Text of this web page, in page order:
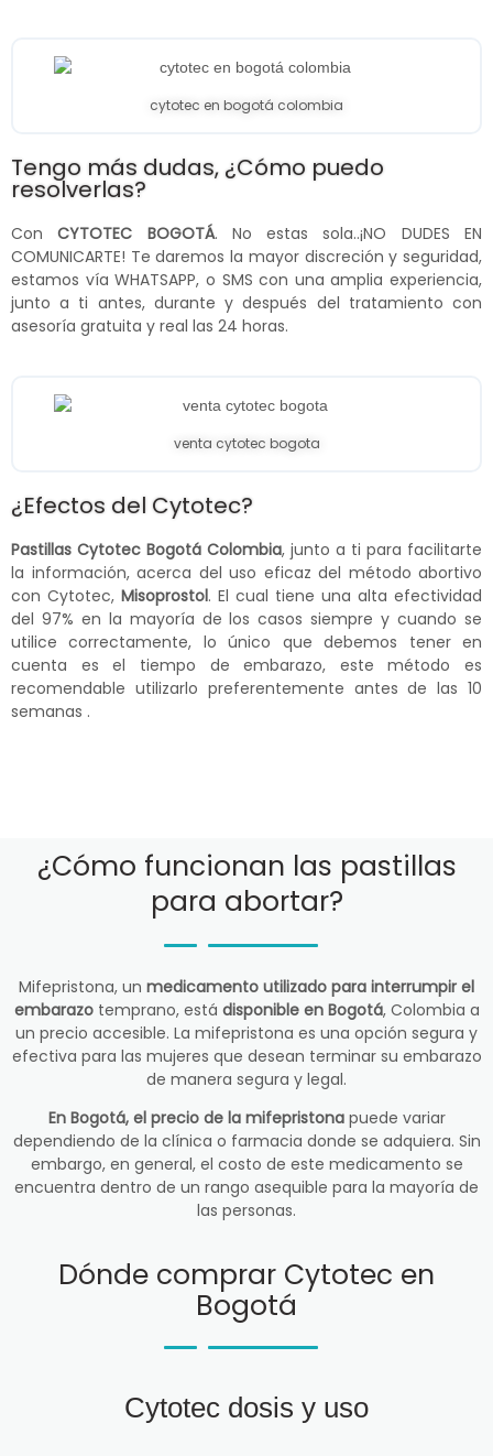
cytotec en bogotá colombia
Tengo más dudas, ¿Cómo puedo
resolverlas?
ConCYTOTEC BOGOTÁ. No estas sola..¡NO DUDES EN
COMUNICARTE! Te daremos la mayor discreción y seguridad,
estamos vía WHATSAPP, o SMS con una amplia experiencia,
junto a ti antes, durante y después del tratamiento con
asesoría gratuita y real las 24 horas.
venta cytotec bogota
¿Efectos del Cytotec?
Pastillas Cytotec Bogotá Colombia, junto a ti para facilitarte
la información, acerca del uso eficaz del método abortivo
con Cytotec, Misoprostol. El cual tiene una alta efectividad
del 97% en la mayoría de los casos siempre y cuando se
utilice correctamente, lo único que debemos tener en
cuenta es el tiempo de embarazo, este método es
recomendable utilizarlo preferentemente antes de las 10
semanas .
¿Cómo funcionan las pastillas
para abortar?
Mifepristona, un medicamento utilizado para interrumpir el
embarazotemprano, está disponible en Bogotá, Colombia a
un precio accesible. La mifepristona es una opción segura y
efectiva para las mujeres que desean terminar su embarazo
de manera segura y legal.
En Bogotá, el precio de la mifepristonapuede variar
dependiendo de la clínica o farmacia donde se adquiera. Sin
embargo, en general, el costo de este medicamento se
encuentra dentro de un rango asequible para la mayoría de
las personas.
Dónde comprar Cytotec en
Bogotá
Cytotec dosis y uso